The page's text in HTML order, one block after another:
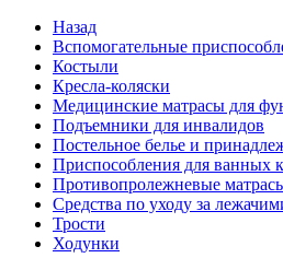
Назад
Вспомогательные
Костыли
Кресла-коляски
Медицинские матрасы для
Подъемники для инвалидов
Постельное белье и
Приспособления для ванных
Противопролежневые
Средства по уходу за
Трости
Ходунки